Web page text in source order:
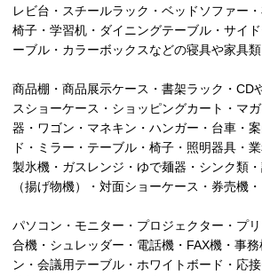
レビ台・スチールラック・ベッドソファー
椅子・学習机・ダイニングテーブル・サイ
ーブル・カラーボックスなどの寝具や家具類
商品棚・商品展示ケース・書架ラック・CD
スショーケース・ショッピングカート・マ
器・ワゴン・マネキン・ハンガー・台車・
ド・ミラー・テーブル・椅子・照明器具・
製氷機・ガスレンジ・ゆで麺器・シンク類
（揚げ物機）・対面ショーケース・券売機
パソコン・モニター・プロジェクター・プ
合機・シュレッダー・電話機・FAX機・事
ン・会議用テーブル・ホワイトボード・応